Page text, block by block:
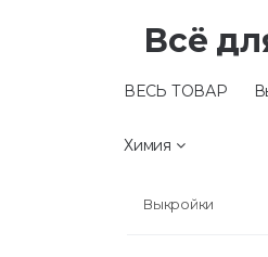
Всё
ВЕСЬ ТОВАР
Химия
ВЕСЬ ТОВАР
Выкройки